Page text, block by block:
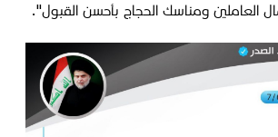
العاملين ومناسك الحجاج بأحسن القبول".